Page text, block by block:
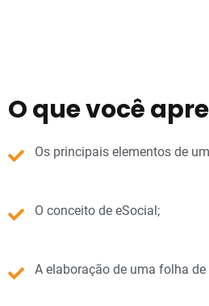
O que você
Os principais elementos de
O conceito de eSocial;
A elaboração de uma folha